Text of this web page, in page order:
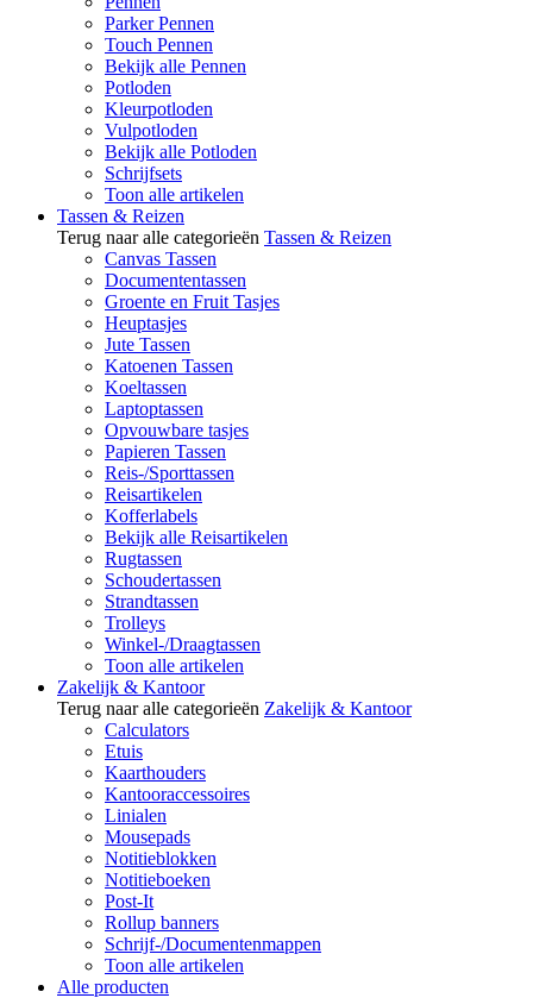
Parker Pennen
Touch Pennen
Bekijk alle Pennen
Potloden
Kleurpotloden
Vulpotloden
Bekijk alle Potloden
Schrijfsets
Toon alle artikelen
Tassen & Reizen
Terug naar alle categorieën Tassen & Reizen
Canvas Tassen
Documententassen
Groente en Fruit Tasjes
Heuptasjes
Jute Tassen
Katoenen Tassen
Koeltassen
Laptoptassen
Opvouwbare tasjes
Papieren Tassen
Reis-/Sporttassen
Reisartikelen
Kofferlabels
Bekijk alle Reisartikelen
Rugtassen
Schoudertassen
Strandtassen
Trolleys
Winkel-/Draagtassen
Toon alle artikelen
Zakelijk & Kantoor
Terug naar alle categorieën Zakelijk & Kantoor
Calculators
Etuis
Kaarthouders
Kantooraccessoires
Linialen
Mousepads
Notitieblokken
Notitieboeken
Post-It
Rollup banners
Schrijf-/Documentenmappen
Toon alle artikelen
Alle producten